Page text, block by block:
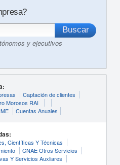
y ejecutivos
Captación de clientes
Morosos RAI
Cuentas Anuales
Científicas Y Técnicas
CNAE Otros Servicios
Y Servicios Auxliares